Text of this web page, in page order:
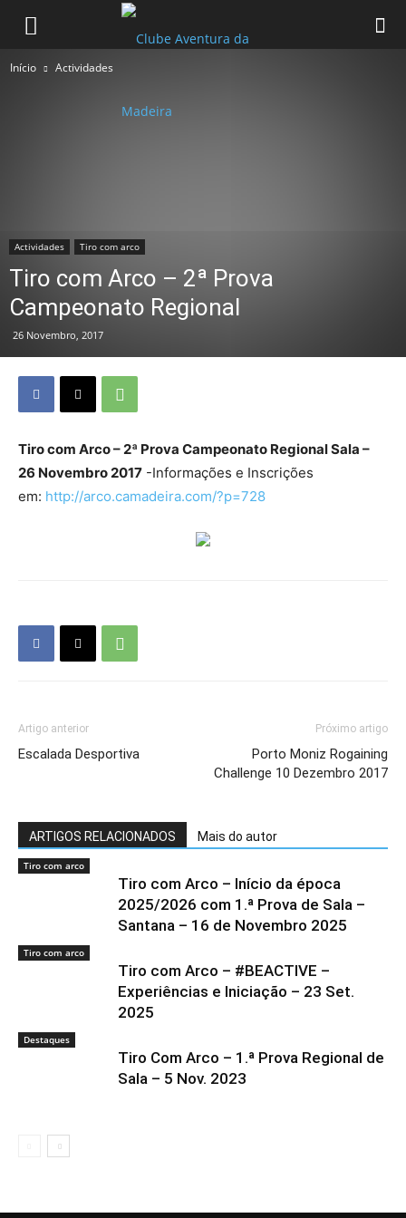
Início Actividades
Actividades Tiro com arco
Tiro com Arco – 2ª Prova
Campeonato Regional
26 Novembro, 2017
Tiro com Arco – 2ª Prova Campeonato Regional Sala –
26 Novembro 2017 -Informações e Inscrições
em: http://arco.camadeira.com/?p=728
Artigo anterior
Escalada Desportiva
Próximo artigo
Porto Moniz Rogaining
Challenge 10 Dezembro 2017
ARTIGOS RELACIONADOS Mais do autor
Tiro com arco
Tiro com Arco – Início da época
2025/2026 com 1.ª Prova de Sala –
Santana – 16 de Novembro 2025
Tiro com arco
Tiro com Arco – #BEACTIVE –
Experiências e Iniciação – 23 Set.
2025
Destaques
Tiro Com Arco – 1.ª Prova Regional de
Sala – 5 Nov. 2023